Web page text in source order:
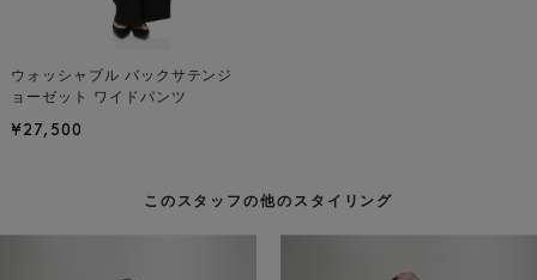
ウォッシャブル バックサテンジ
ョーゼット ワイドパンツ
¥27,500
このスタッフの他のスタイリング